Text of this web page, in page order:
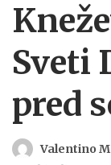
Sveti
pred
Valentino